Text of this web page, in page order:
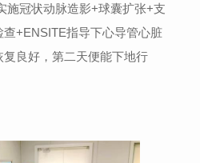
施冠状动脉造影+球囊扩张+支
+ENSITE指导下心导管心脏
良好，第二天便能下地行